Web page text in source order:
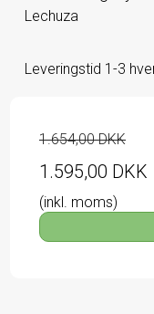
Lechuza
Leveringstid 1-3
1.654,00 DKK
1.595,00 DKK
(inkl. moms)